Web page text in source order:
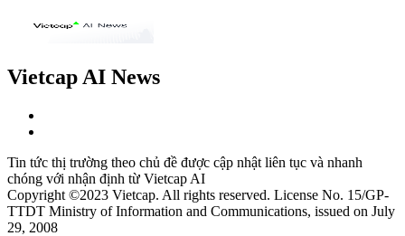
Vietcap AI News
Tin tức thị trường theo chủ đề được cập nhật liên tục và nhanh
chóng với nhận định từ Vietcap AI
Copyright ©2023 Vietcap. All rights reserved. License No. 15/GP-
TTDT Ministry of Information and Communications, issued on July
29, 2008